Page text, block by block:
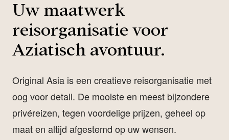
Uw maatwerk
reisorganisatie voor
Aziatisch avontuur.
Original Asia is een creatieve reisorganisatie met
oog voor detail. De mooiste en meest bijzondere
privéreizen, tegen voordelige prijzen, geheel op
maat en altijd afgestemd op uw wensen.